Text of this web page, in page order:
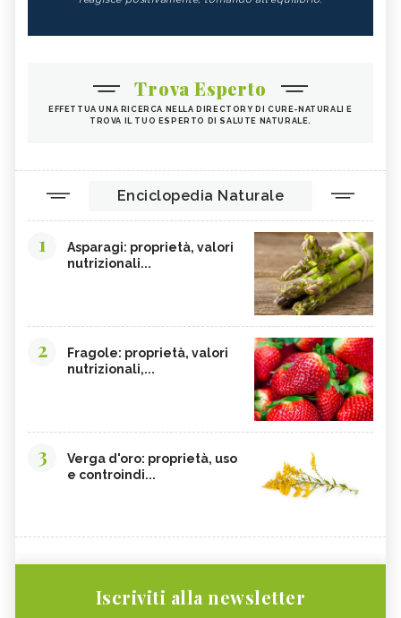
Trova Esperto
EFFETTUA UNA RICERCA NELLA DIRECTORY DI CURE-NATURALI E
TROVA IL TUO ESPERTO DI SALUTE NATURALE.
Enciclopedia Naturale
1
Asparagi: proprietà, valori
nutrizionali...
2
Fragole: proprietà, valori
nutrizionali,...
3
Verga d'oro: proprietà, uso
e controindi...
Iscriviti alla newsletter